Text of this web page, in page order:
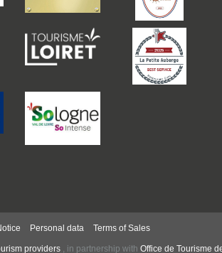
Personal data Terms of Sales
providers, in partnership with Office de Tourisme